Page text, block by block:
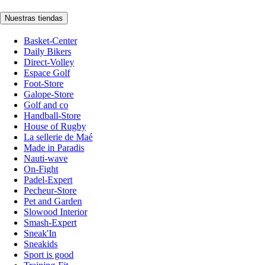
Nuestras tiendas
Basket-Center
Daily Bikers
Direct-Volley
Espace Golf
Foot-Store
Galope-Store
Golf and co
Handball-Store
House of Rugby
La sellerie de Maé
Made in Paradis
Nauti-wave
On-Fight
Padel-Expert
Pecheur-Store
Pet and Garden
Slowood Interior
Smash-Expert
Sneak'In
Sneakids
Sport is good